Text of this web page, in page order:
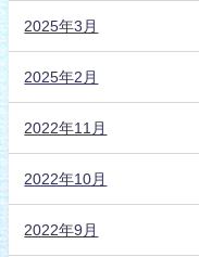
2025年3月
2025年2月
2022年11月
2022年10月
2022年9月